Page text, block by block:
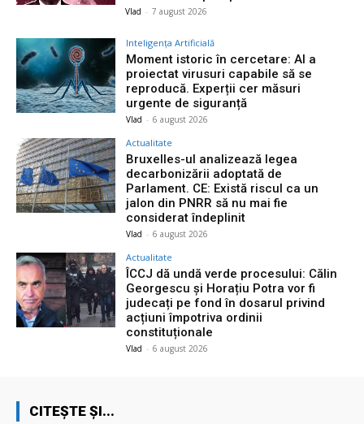
Vlad - 7 august 2026
Inteligența Artificială
Moment istoric în cercetare: AI a
proiectat virusuri capabile să se
reproducă. Experții cer măsuri
urgente de siguranță
Vlad - 6 august 2026
Actualitate
Bruxelles-ul analizează legea
decarbonizării adoptată de
Parlament. CE: Există riscul ca un
jalon din PNRR să nu mai fie
considerat îndeplinit
Vlad - 6 august 2026
Actualitate
ÎCCJ dă undă verde procesului: Călin
Georgescu și Horațiu Potra vor fi
judecați pe fond în dosarul privind
acțiuni împotriva ordinii
constituționale
Vlad - 6 august 2026
CITEȘTE ȘI...